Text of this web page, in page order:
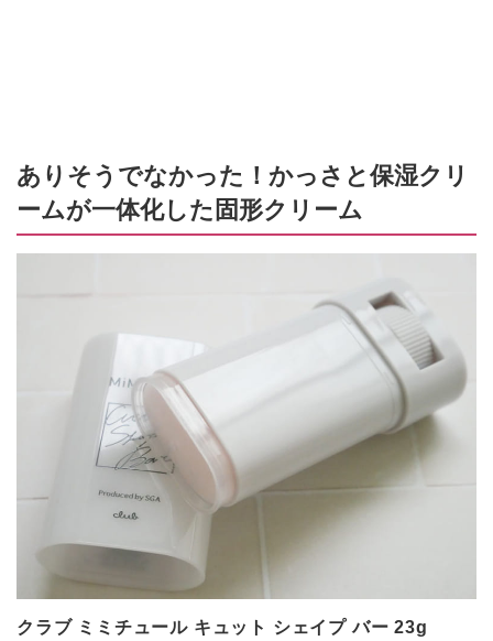
ありそうでなかった！かっさと保湿クリ
ームが一体化した固形クリーム
クラブ ミミチュール キュット シェイプ バー 23g